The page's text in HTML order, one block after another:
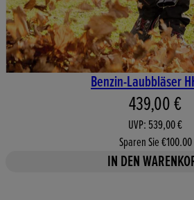
Benzin-Laubbläser
Aktueller
439,00 €
UVP: 539,00 €
Sparen Sie €100.00
IN DEN